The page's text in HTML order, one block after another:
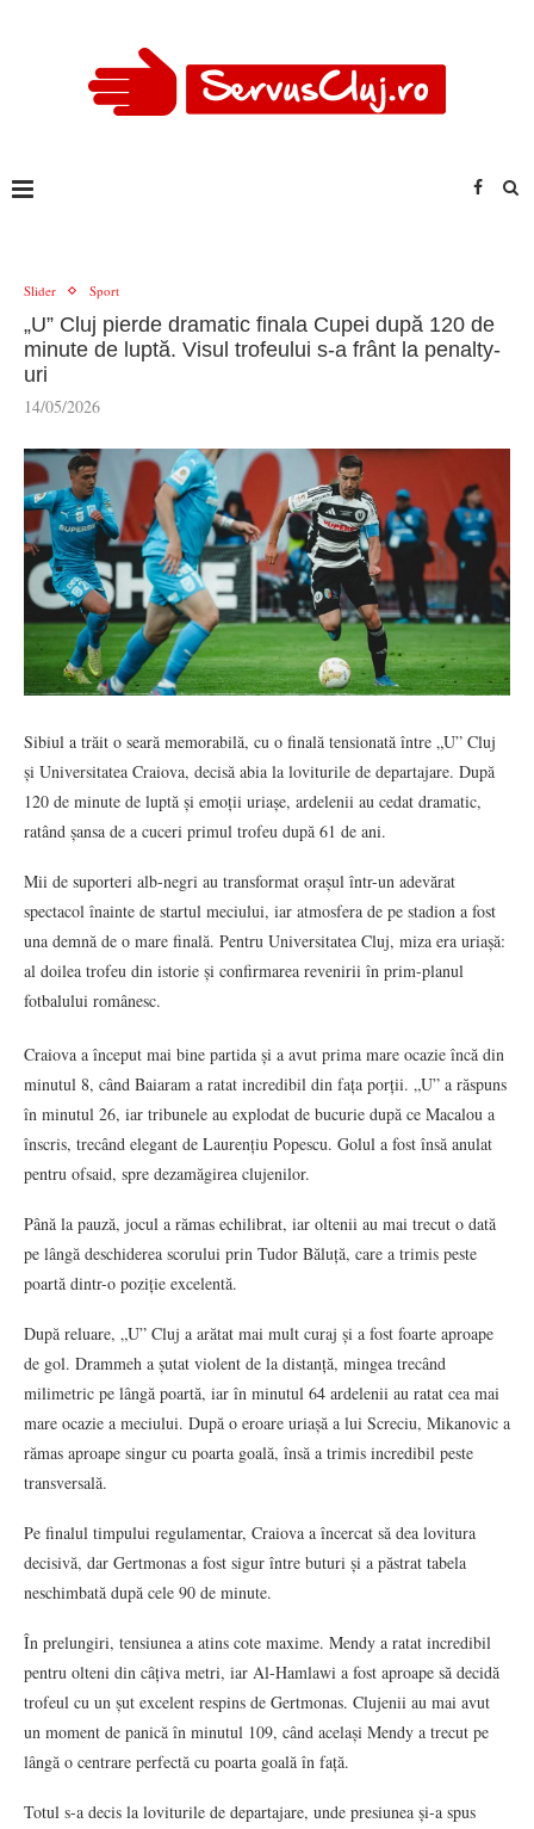
Slider Sport
„U” Cluj pierde dramatic finala Cupei după 120 de
minute de luptă. Visul trofeului s-a frânt la penalty-
uri
14/05/2026
Sibiul a trăit o seară memorabilă, cu o finală tensionată între „U” Cluj
și Universitatea Craiova, decisă abia la loviturile de departajare. După
120 de minute de luptă și emoții uriașe, ardelenii au cedat dramatic,
ratând șansa de a cuceri primul trofeu după 61 de ani.
Mii de suporteri alb-negri au transformat orașul într-un adevărat
spectacol înainte de startul meciului, iar atmosfera de pe stadion a fost
una demnă de o mare finală. Pentru Universitatea Cluj, miza era uriașă:
al doilea trofeu din istorie și confirmarea revenirii în prim-planul
fotbalului românesc.
Craiova a început mai bine partida și a avut prima mare ocazie încă din
minutul 8, când Baiaram a ratat incredibil din fața porții. „U” a răspuns
în minutul 26, iar tribunele au explodat de bucurie după ce Macalou a
înscris, trecând elegant de Laurențiu Popescu. Golul a fost însă anulat
pentru ofsaid, spre dezamăgirea clujenilor.
Până la pauză, jocul a rămas echilibrat, iar oltenii au mai trecut o dată
pe lângă deschiderea scorului prin Tudor Băluță, care a trimis peste
poartă dintr-o poziție excelentă.
După reluare, „U” Cluj a arătat mai mult curaj și a fost foarte aproape
de gol. Drammeh a șutat violent de la distanță, mingea trecând
milimetric pe lângă poartă, iar în minutul 64 ardelenii au ratat cea mai
mare ocazie a meciului. După o eroare uriașă a lui Screciu, Mikanovic a
rămas aproape singur cu poarta goală, însă a trimis incredibil peste
transversală.
Pe finalul timpului regulamentar, Craiova a încercat să dea lovitura
decisivă, dar Gertmonas a fost sigur între buturi și a păstrat tabela
neschimbată după cele 90 de minute.
În prelungiri, tensiunea a atins cote maxime. Mendy a ratat incredibil
pentru olteni din câțiva metri, iar Al-Hamlawi a fost aproape să decidă
trofeul cu un șut excelent respins de Gertmonas. Clujenii au mai avut
un moment de panică în minutul 109, când același Mendy a trecut pe
lângă o centrare perfectă cu poarta goală în față.
Totul s-a decis la loviturile de departajare, unde presiunea și-a spus